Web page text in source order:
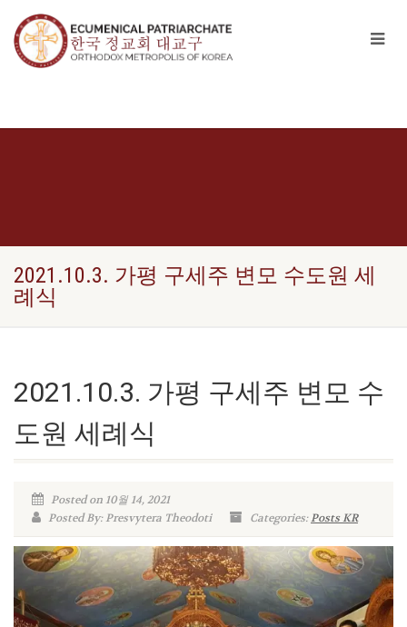
2021.10.3. 가평 구세주 변모 수도원 세
례식
2021.10.3. 가평 구세주 변모 수
도원 세례식
Posted on 10월 14, 2021
Posted By: Presvytera Theodoti
Categories:Posts KR